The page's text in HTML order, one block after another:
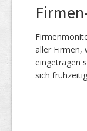
aller Firmen,
eingetragen
sich